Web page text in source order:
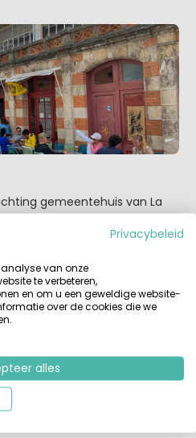
gemeentehuis van La
daar een lekker kopje koffie
historische gebouw om de
je op te nemen.
Privacybeleid
van onze
te verbeteren,
en om u een geweldige website-
over de cookies die we
alles